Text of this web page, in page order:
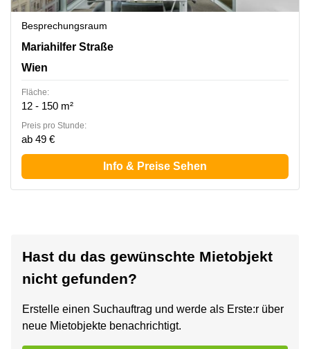
Besprechungsraum
Mariahilfer Strasse 36, Wien
Mariahilfer Straße
Wien
Fläche:
12 - 150 m²
Preis pro Stunde:
ab 49 €
Info & Preise Sehen
Hast du das gewünschte Mietobjekt
nicht gefunden?
Erstelle einen Suchauftrag und werde als Erste:r über
neue Mietobjekte benachrichtigt.